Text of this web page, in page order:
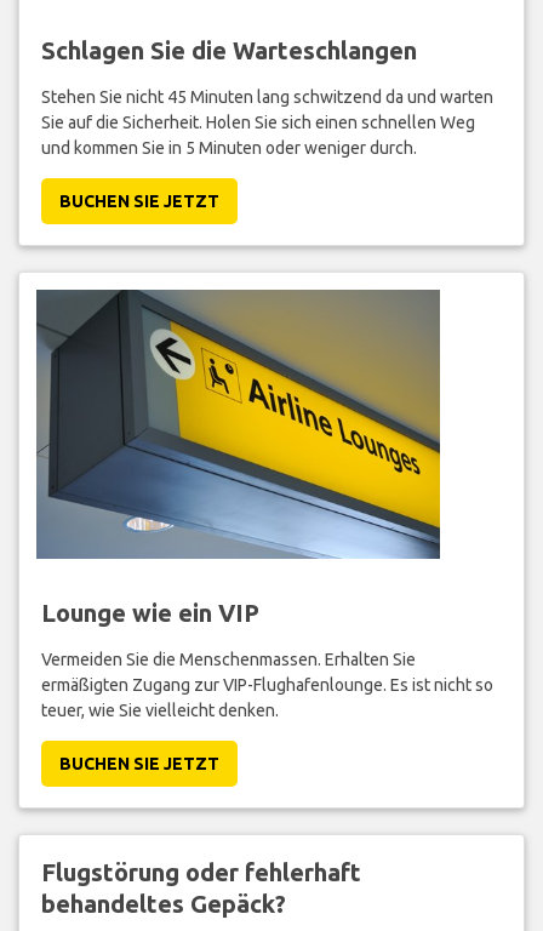
Schlagen Sie die Warteschlangen
Stehen Sie nicht 45 Minuten lang schwitzend da und warten
Sie auf die Sicherheit. Holen Sie sich einen schnellen Weg
und kommen Sie in 5 Minuten oder weniger durch.
BUCHEN SIE JETZT
Lounge wie ein VIP
Vermeiden Sie die Menschenmassen. Erhalten Sie
ermäßigten Zugang zur VIP-Flughafenlounge. Es ist nicht so
teuer, wie Sie vielleicht denken.
BUCHEN SIE JETZT
Flugstörung oder fehlerhaft
behandeltes Gepäck?